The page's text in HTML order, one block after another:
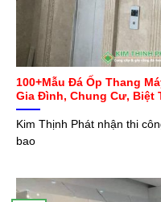
100+Mẫu Đá Ốp Thang
Gia Đình, Chung Cư, Biệt
Kim Thịnh Phát nhận thi
bao